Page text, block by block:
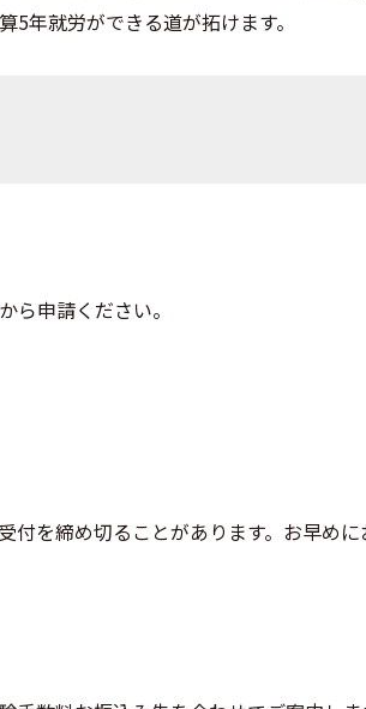
年就労ができる道が拓けます。
ら申請ください。
を締め切ることがあります。お早めに